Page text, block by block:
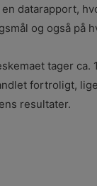
datarapport,
og også på
tager
fortroligt,
resultater.